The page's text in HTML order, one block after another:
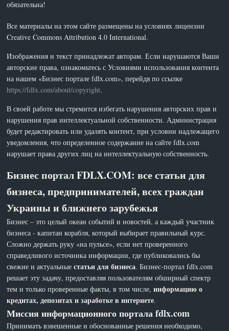
обязательна!
Все материалы на этом сайте размещены на условиях лицензии
Creative Commons Attribution 4.0 International.
Изображения и текст принадлежат авторам. Если нарушаются Ваши
авторские права, ознакомьтесь с Условиями использования контента
на нашем «Бизнес портале fdlx.com», перейдя по ссылке
https://fdlx.com/about/copyright.
В своей работе мы стремится избегать нарушения авторских прав и
нарушения прав интеллектуальной собственности. Администрация
будет редактировать или удалять контент, при условии надлежащего
уведомления, что определенное содержание на сайте fdlx.com
нарушает права других лиц на интеллектуальную собственность.
Бизнес портал FDLX.COM: все статьи для
бизнеса, предпринимателей, всех граждан
Украины и ближнего зарубежья
Бизнес – это целый океан событий и новостей, а каждый участник
бизнеса - капитан корабля, который выбирает правильный курс.
Сложно держать руку «на пульсе», если нет проверенного
справедливого источника информации, где публиковались бы
свежие и актуальныестатьи для бизнеса. Бизнес-портал fdlx.com
решает эту задачу, предоставляя пользователям обширный спектр
тем и только проверенные факты, в том числе,информацию о
кредитах, депозитах и заработке в интернете.
Миссия информационного портала fdlx.com
Принимать взвешенные и обоснованные решения необходимо,